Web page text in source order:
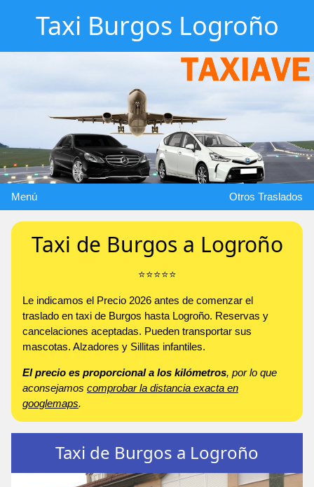
Taxi Burgos Logroño
Menú Otros Traslados
Taxi de Burgos a Logroño
⭐️⭐️⭐️⭐️⭐️
Le indicamos el Precio 2026 antes de comenzar el
traslado en taxi de Burgos hasta Logroño. Reservas y
cancelaciones aceptadas. Pueden transportar sus
mascotas. Alzadores y Sillitas infantiles.
El precio es proporcional a los kilómetros, por lo que
aconsejamos comprobar la distancia exacta en
googlemaps.
Taxi de Burgos a Logroño